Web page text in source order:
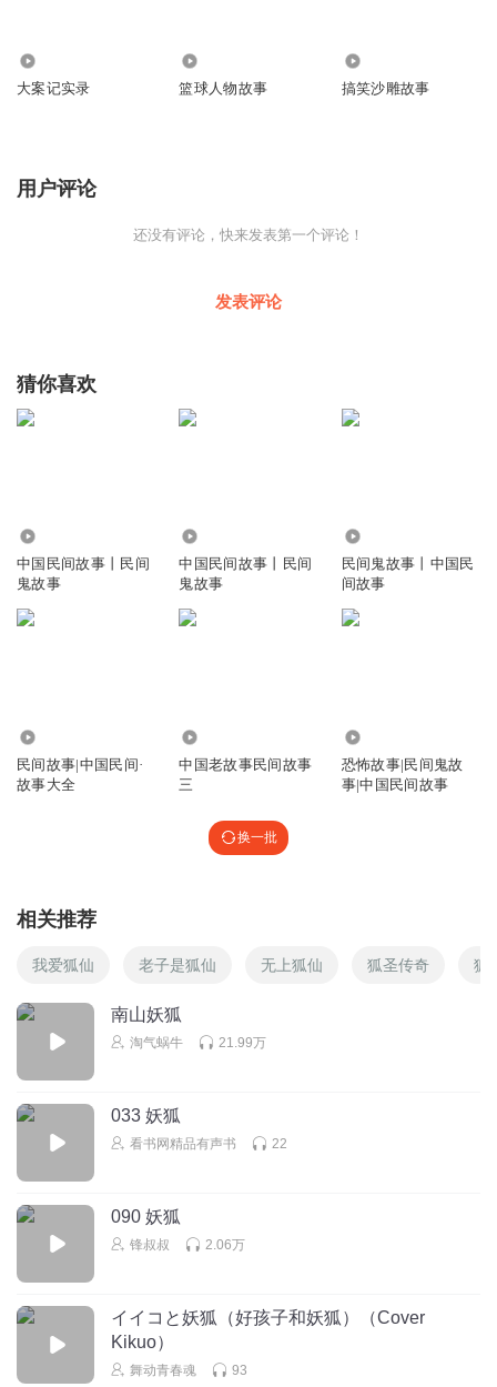
大案记实录 篮球人物故事 搞笑沙雕故事
用户评论
还没有评论，快来发表第一个评论！
发表评论
猜你喜欢
中国民间故事丨民间
鬼故事
中国民间故事丨民间
鬼故事
民间鬼故事丨中国民
间故事
民间故事|中国民间·
故事大全
中国老故事民间故事
三
恐怖故事|民间鬼故
事|中国民间故事
换一批
相关推荐
我爱狐仙 老子是狐仙 无上狐仙 狐圣传奇 狐
南山妖狐
淘气蜗牛 21.99万
033 妖狐
看书网精品有声书 22
090 妖狐
锋叔叔 2.06万
イイコと妖狐（好孩子和妖狐）（Cover
Kikuo）
舞动青春魂 93